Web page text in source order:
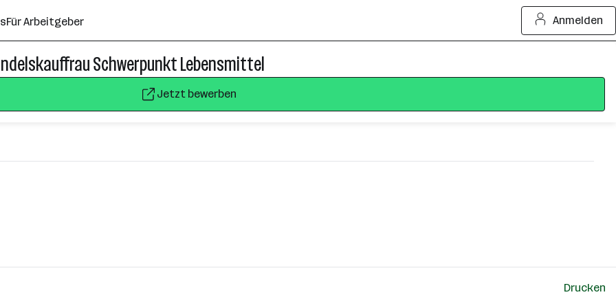
Für Arbeitgeber Anmelden
Schwerpunkt Lebensmittel
Jetzt bewerben
Drucken